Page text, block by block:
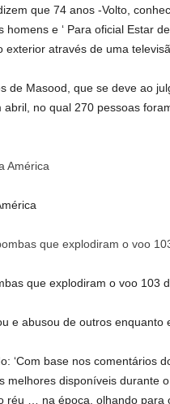
que 74 anos -Volto,
homens e ‘ Para oficialEstar
através de uma
de Masood, que se deve ao
no qual 270 pessoas
que explodiram o voo 103
e abusou de outros enquanto
‘Com base nos comentários
melhores disponíveis durante
réu … na época, olhando para